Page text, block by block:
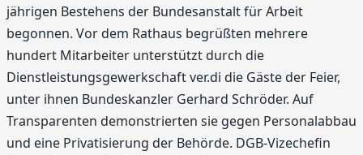
jährigen Bestehens der Bundesanstalt für Arbeit
begonnen. Vor dem Rathaus begrüßten mehrere
hundert Mitarbeiter unterstützt durch die
Dienstleistungsgewerkschaft ver.di die Gäste der Feier,
unter ihnen Bundeskanzler Gerhard Schröder. Auf
Transparenten demonstrierten sie gegen Personalabbau
und eine Privatisierung der Behörde. DGB-Vizechefin